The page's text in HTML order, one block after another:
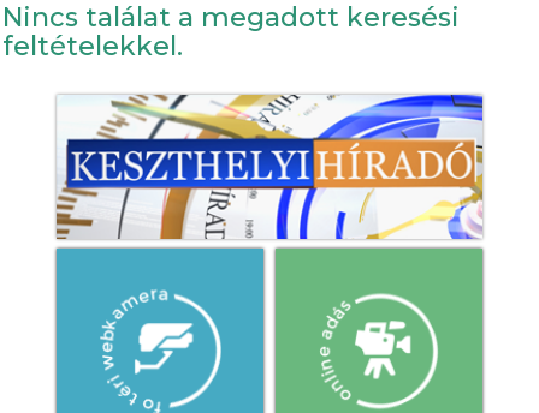
Nincs találat a megadott keresési
feltételekkel.